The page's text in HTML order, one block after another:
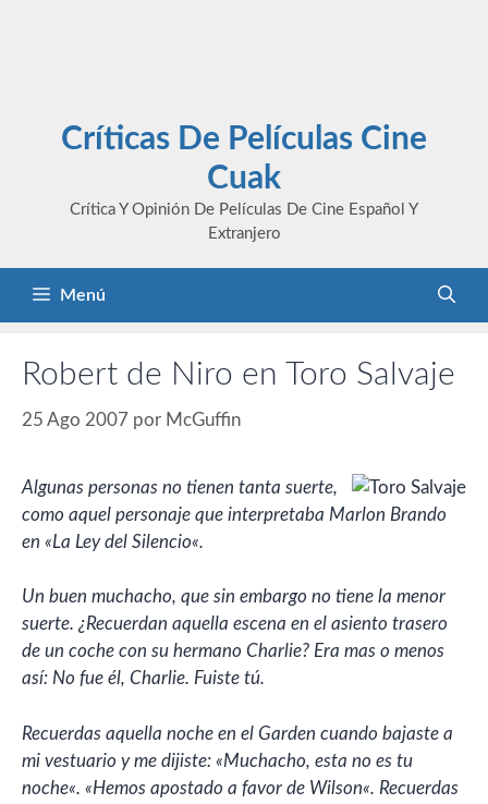
Críticas De Películas Cine
Cuak
Crítica Y Opinión De Películas De Cine Español Y
Extranjero
Menú
Robert de Niro en Toro Salvaje
25 Ago 2007 por McGuffin
Algunas personas no tienen tanta suerte,
como aquel personaje que interpretaba Marlon Brando
en «La Ley del Silencio«.
Un buen muchacho, que sin embargo no tiene la menor
suerte. ¿Recuerdan aquella escena en el asiento trasero
de un coche con su hermano Charlie? Era mas o menos
así: No fue él, Charlie. Fuiste tú.
Recuerdas aquella noche en el Garden cuando bajaste a
mi vestuario y me dijiste: «Muchacho, esta no es tu
noche«. «Hemos apostado a favor de Wilson«. Recuerdas